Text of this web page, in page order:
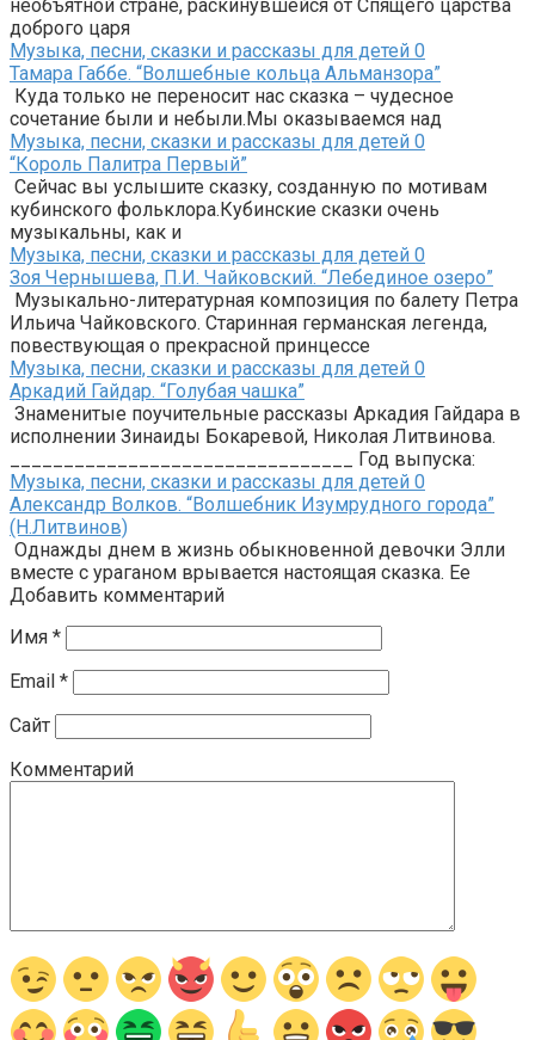
необъятной стране, раскинувшейся от Спящего царства
доброго царя
Музыка, песни, сказки и рассказы для детей 0
Тамара Габбе. “Волшебные кольца Альманзора”
Куда только не переносит нас сказка – чудесное
сочетание были и небыли.Мы оказываемся над
Музыка, песни, сказки и рассказы для детей 0
“Король Палитра Первый”
Сейчас вы услышите сказку, созданную по мотивам
кубинского фольклора.Кубинские сказки очень
музыкальны, как и
Музыка, песни, сказки и рассказы для детей 0
Зоя Чернышева, П.И. Чайковский. “Лебединое озеро”
Музыкально-литературная композиция по балету Петра
Ильича Чайковского. Старинная германская легенда,
повествующая о прекрасной принцессе
Музыка, песни, сказки и рассказы для детей 0
Аркадий Гайдар. “Голубая чашка”
Знаменитые поучительные рассказы Аркадия Гайдара в
исполнении Зинаиды Бокаревой, Николая Литвинова.
________________________________ Год выпуска:
Музыка, песни, сказки и рассказы для детей 0
Александр Волков. “Волшебник Изумрудного города”
(Н.Литвинов)
Однажды днем в жизнь обыкновенной девочки Элли
вместе с ураганом врывается настоящая сказка. Ее
Добавить комментарий
Имя *
Email *
Сайт
Комментарий